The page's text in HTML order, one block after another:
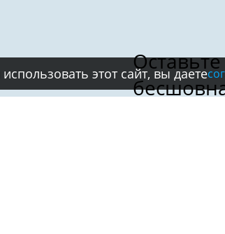
этот сайт, вы даете